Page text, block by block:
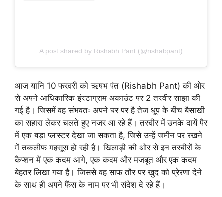
A post shared by Rishabh Pant (@rishabpant)
आज यानि 10 फरवरी को ऋषभ पंत (Rishabh Pant) की ओर
से अपने आधिकारिक इंस्टाग्राम अकाउंट पर 2 तस्वीर साझा की
गई है। जिसमें वह संभवतः अपने घर पर है तेज धूप के बीच बैसाखी
का सहारा लेकर चलते हुए नजर आ रहे हैं। तस्वीर में उनके दायें पैर
में एक बड़ा प्लास्टर देखा जा सकता है, जिसे उन्हें जमीन पर रखने
में तकलीफ महसूस हो रही है। खिलाड़ी की ओर से इन तस्वीरों के
कैप्शन में एक कदम आगे, एक कदम और मजबूत और एक कदम
बेहतर लिखा गया है। जिससे वह साफ तौर पर खुद को प्रेरणा देने
के साथ ही अपने फैंस के नाम पर भी संदेश दे रहे हैं।